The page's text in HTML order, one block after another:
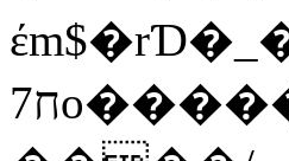
ח7o�������Lvc�<��jj�rnw�Vn��